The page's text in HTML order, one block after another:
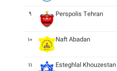
۹ Perspolis Tehran
۱۰ Naft Abadan
۱۱ Esteghlal Khouzestan